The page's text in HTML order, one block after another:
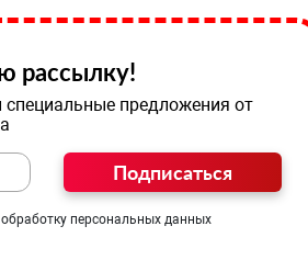
рассылку!
предложения от
Подписаться
персональных данных